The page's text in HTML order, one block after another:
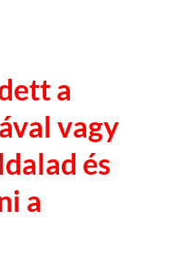
a
vagy
és
a